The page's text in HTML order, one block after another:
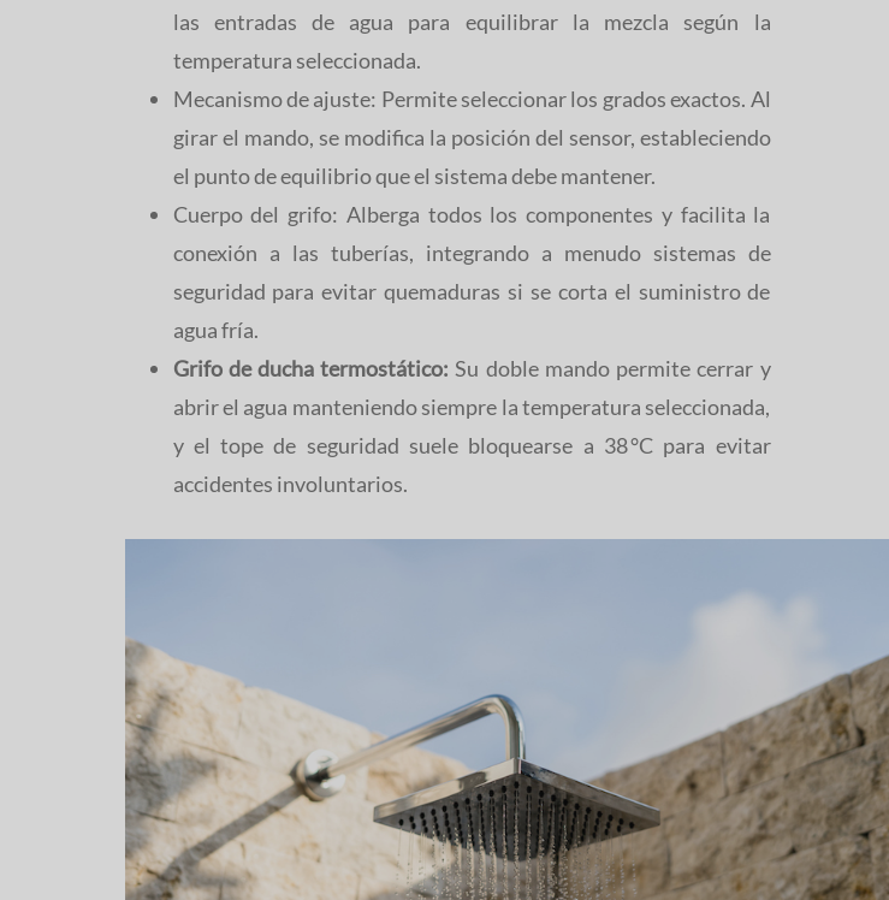
las entradas de agua para equilibrar la mezcla según la
temperatura seleccionada.
Mecanismo de ajuste: Permite seleccionar los grados exactos. Al
girar el mando, se modifica la posición del sensor, estableciendo
el punto de equilibrio que el sistema debe mantener.
Cuerpo del grifo: Alberga todos los componentes y facilita la
conexión a las tuberías, integrando a menudo sistemas de
seguridad para evitar quemaduras si se corta el suministro de
agua fría.
Grifo de ducha termostático: Su doble mando permite cerrar y
abrir el agua manteniendo siempre la temperatura seleccionada,
y el tope de seguridad suele bloquearse a 38 °C para evitar
accidentes involuntarios.